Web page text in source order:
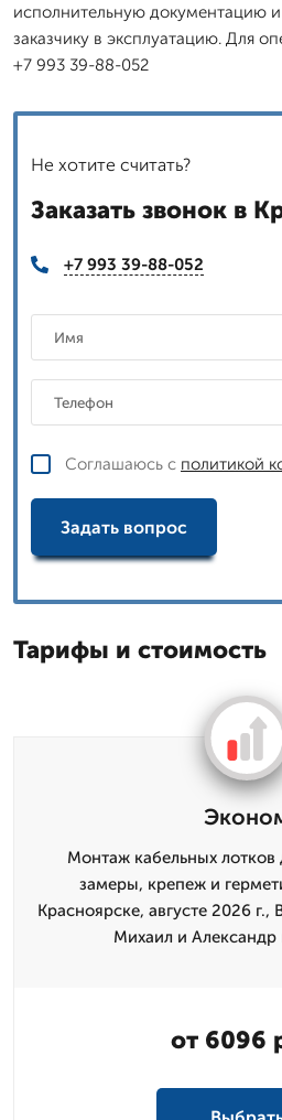
исполнительную документацию
заказчику в эксплуатацию. Для
+7 993 39-88-052
Не хотите считать?
Заказать звонок в
+7 993 39-88-052
Соглашаюсь с политикой
Задать вопрос
Тарифы и стоимость
Монтаж кабельных
замеры, крепеж и
Красноярске, августе 2026
Михаил и Александр
от 6096